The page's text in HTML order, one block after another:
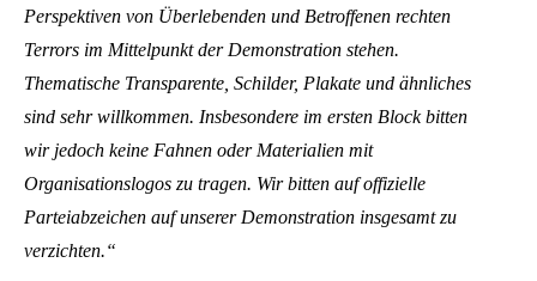
Perspektiven von Überlebenden und Betroffenen rechten
Terrors im Mittelpunkt der Demonstration stehen.
Thematische Transparente, Schilder, Plakate und ähnliches
sind sehr willkommen. Insbesondere im ersten Block bitten
wir jedoch keine Fahnen oder Materialien mit
Organisationslogos zu tragen. Wir bitten auf offizielle
Parteiabzeichen auf unserer Demonstration insgesamt zu
verzichten.“